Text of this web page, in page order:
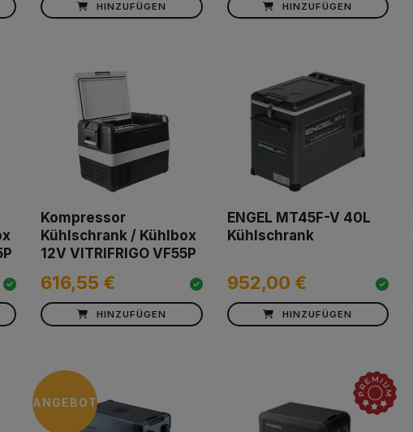
HINZUFÜGEN HINZUFÜGEN
Kompressor
Kühlschrank / Kühlbox
12V VITRIFRIGO VF55P
616,55 €
HINZUFÜGEN
ENGEL MT45F-V 40L
Kühlschrank
952,00 €
HINZUFÜGEN
ANGEBOT